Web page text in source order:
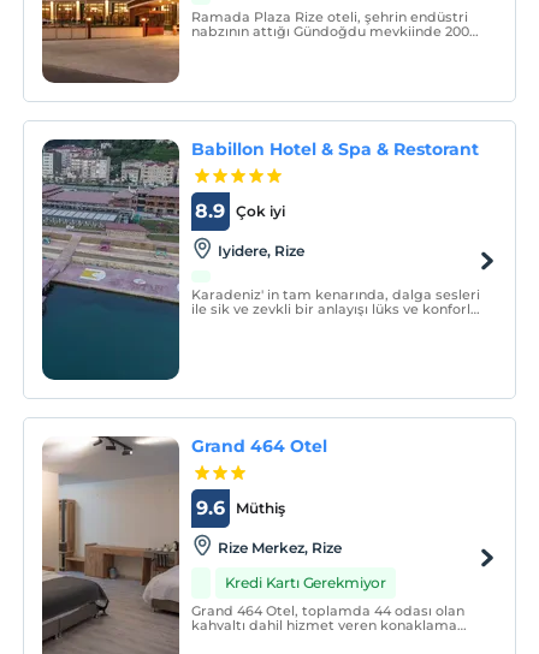
Ramada Plaza Rize oteli, şehrin endüstri
nabzının attığı Gündoğdu mevkiinde 200
presidential suite
Babillon Hotel & Spa & Restorant
Çok iyi
8.9
Iyidere, Rize
Karadeniz' in tam kenarında, dalga sesleri
ile sik ve zevkli bir anlayışı lüks ve konforla
Grand 464 Otel
Müthiş
9.6
Rize Merkez, Rize
Kredi Kartı Gerekmiyor
Grand 464 Otel, toplamda 44 odası olan
kahvaltı dahil hizmet veren konaklama